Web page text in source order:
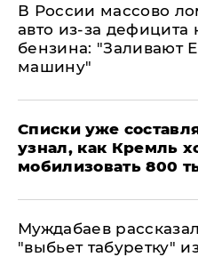
В России массово
авто из-за дефицита
бензина: "Заливают
машину"
Списки уже
узнал, как Кремль
мобилизовать 800
Муждабаев
"выбьет табуретку"